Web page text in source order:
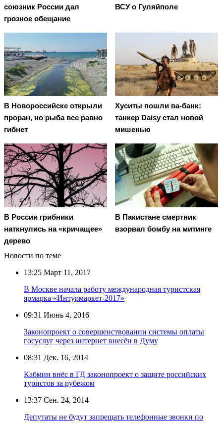
союзник России дал
грозное обещание
ВСУ о Гуляйполе
В Новороссийске открыли
проран, но рыба все равно
гибнет
Хуситы пошли ва-банк:
танкер Daisy стал новой
мишенью
В России грибники
наткнулись на «кричащее»
дерево
В Пакистане смертник
взорвал бомбу на митинге
Новости по теме
13:25 Март 11, 2017
В Москве начала работу международная туристская
ярмарка «Интурмаркет-2017»
09:31 Июнь 4, 2016
Законопроект о совершенствовании системы оплаты
госуслуг через интернет внесён в Думу
08:31 Дек. 16, 2014
Кабмин внёс в ГД законопроект о защите российских
туристов за рубежом
13:37 Сен. 24, 2014
Депутаты не будут запрещать телефонные звонки по